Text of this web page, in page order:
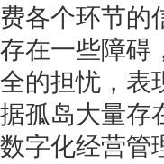
费各个环节的
存在一些障碍
全的担忧，表
据孤岛大量存
数字化经营管